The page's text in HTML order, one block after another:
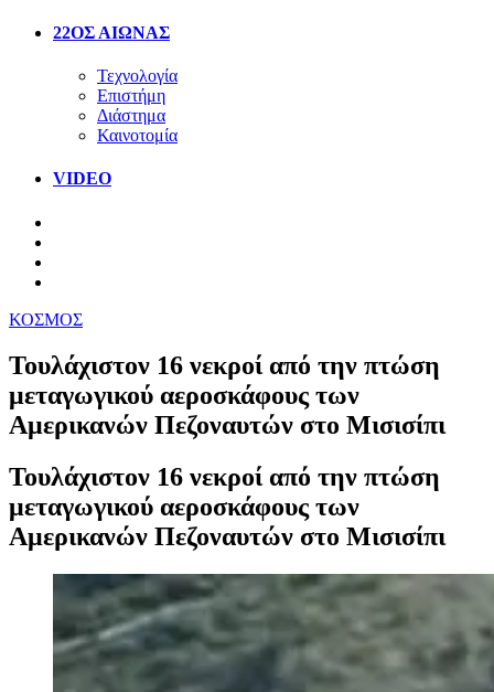
22ΟΣ ΑΙΩΝΑΣ
Τεχνολογία
Επιστήμη
Διάστημα
Καινοτομία
VIDEO
ΚΟΣΜΟΣ
Τουλάχιστον 16 νεκροί από την πτώση
μεταγωγικού αεροσκάφους των
Αμερικανών Πεζοναυτών στο Μισισίπι
Τουλάχιστον 16 νεκροί από την πτώση
μεταγωγικού αεροσκάφους των
Αμερικανών Πεζοναυτών στο Μισισίπι